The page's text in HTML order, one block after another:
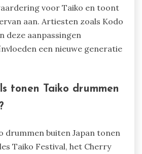
voor Taiko en toont
aan. Artiesten zoals Kodo
deze aanpassingen
een nieuwe generatie
tonen Taiko drummen
drummen buiten Japan tonen
Taiko Festival, het Cherry